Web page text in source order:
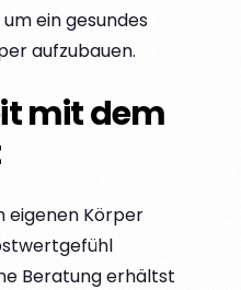
ein gesundes
aufzubauen.
mit dem
eigenen Körper
Beratung erhältst